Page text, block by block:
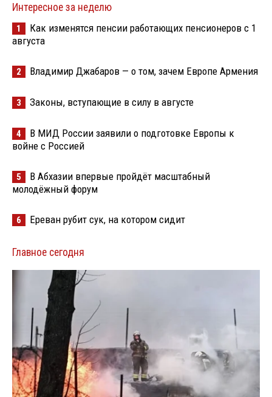
Интересное за неделю
1
Как изменятся пенсии работающих пенсионеров с 1
августа
2 Владимир Джабаров — о том, зачем Европе Армения
3 Законы, вступающие в силу в августе
4
В МИД России заявили о подготовке Европы к
войне с Россией
5
В Абхазии впервые пройдёт масштабный
молодёжный форум
6 Ереван рубит сук, на котором сидит
Главное сегодня